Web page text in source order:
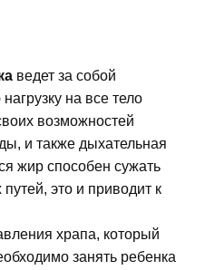
ведет за собой
на все тело
возможностей
и также дыхательная
жир способен сужать
это и приводит к
храпа, который
занять ребенка